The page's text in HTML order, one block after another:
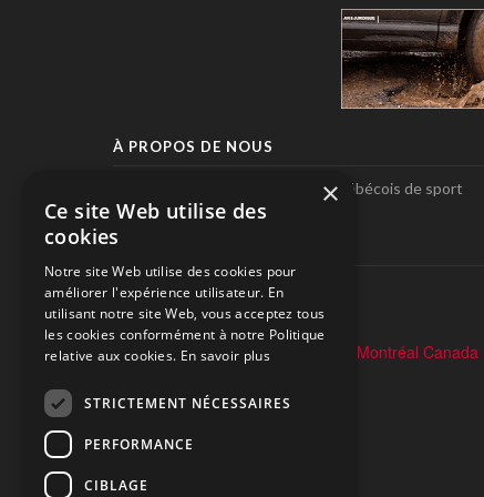
À PROPOS DE NOUS
Pole-Position, le seul magazine québécois de sport
automobile.
SUIVEZ-NOUS
×
Ce site Web utilise des
cookies
Notre site Web utilise des cookies pour
améliorer l'expérience utilisateur. En
utilisant notre site Web, vous acceptez tous
les cookies conformément à notre Politique
relative aux cookies. En savoir plus
STRICTEMENT NÉCESSAIRES
PERFORMANCE
CIBLAGE